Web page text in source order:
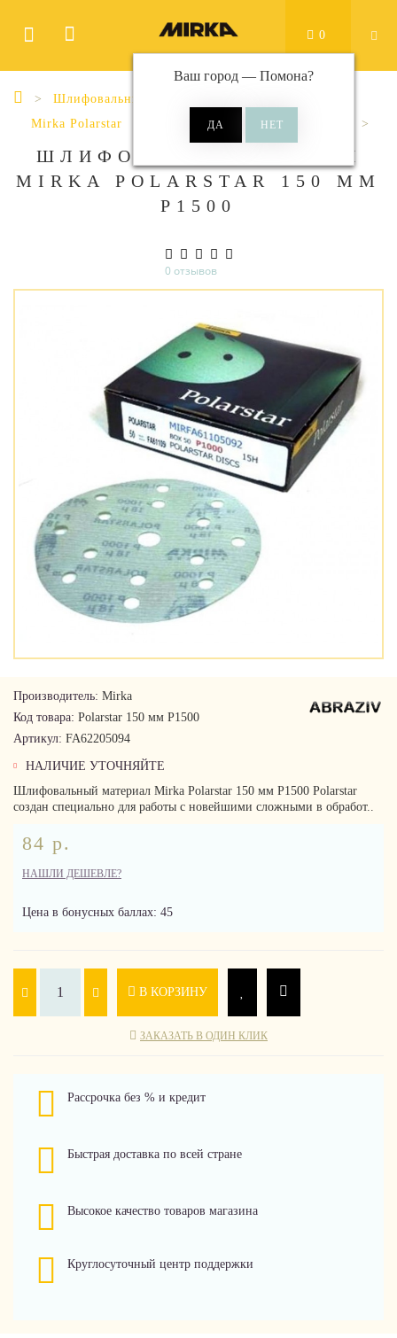
Ваш город — Помона?
0
Шлифовальные материалы
Mirka Polarstar
Polarstar Ø 150 мм 15 отверстий
ШЛИФОВАЛЬНЫЕ КРУГИ
MIRKA POLARSTAR 150 ММ
Р1500
0 отзывов
Производитель: Mirka
Код товара: Polarstar 150 мм Р1500
Артикул: FA62205094
НАЛИЧИЕ УТОЧНЯЙТЕ
Шлифовальный материал Mirka Polarstar 150 мм Р1500 Polarstar
создан специально для работы с новейшими сложными в обработ..
84 р.
НАШЛИ ДЕШЕВЛЕ?
Цена в бонусных баллах: 45
В КОРЗИНУ
ЗАКАЗАТЬ В ОДИН КЛИК
Рассрочка без % и кредит
Быстрая доставка по всей стране
Высокое качество товаров магазина
Круглосуточный центр поддержки